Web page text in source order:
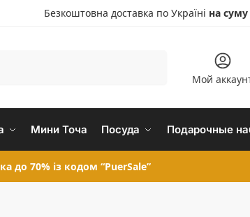
Безкоштовна доставка по Україні на суму
Мой
Мини Точа Посуда Подарочные
до 70% із кодом “PuerSale”